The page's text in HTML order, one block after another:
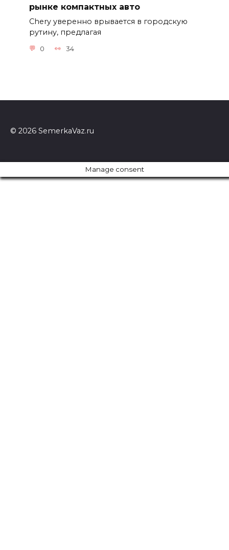
рынке компактных авто
Chery уверенно врывается в городскую
рутину, предлагая
0 34
© 2026 SemerkaVaz.ru
Manage consent